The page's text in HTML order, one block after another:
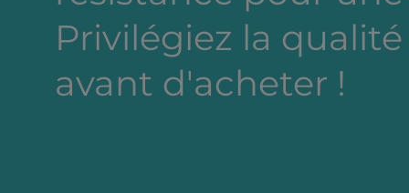
Privilégiez la
avant d'acheter !